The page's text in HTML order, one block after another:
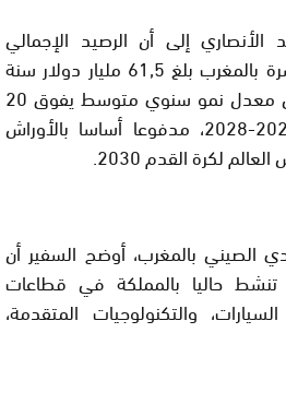
إلى أن الرصيد الإجمالي
للاستثمارات الأجنبية المباشرة بالمغرب بلغ 61,5 مليار دولار سنة
2024، مع توقعات بتحقيق معدل نمو سنوي متوسط يفوق 20
في المائة خلال الفترة 2025-2028، مدفوعا أساسا بالأوراش
لكرة القدم 2030.
الصيني بالمغرب، أوضح السفير أن
حاليا بالمملكة في قطاعات
والتكنولوجيات المتقدمة،